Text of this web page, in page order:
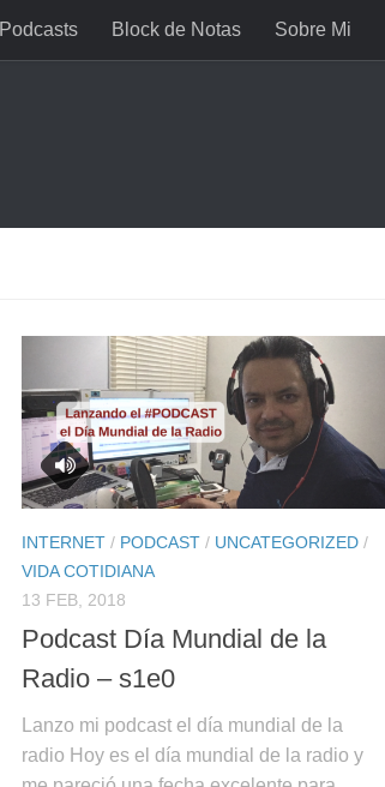
Podcasts Block de Notas Sobre Mi
INTERNET / PODCAST / UNCATEGORIZED /
VIDA COTIDIANA
13 FEB, 2018
Podcast Día Mundial de la
Radio – s1e0
Lanzo mi podcast el día mundial de la
radio Hoy es el día mundial de la radio y